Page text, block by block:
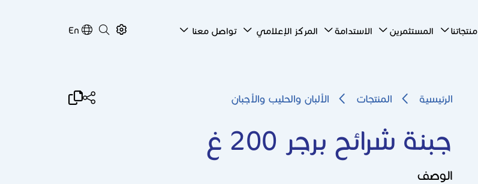
منتجاتنا المستثمرين الاستدامة المركز الإعلامي تواصل معنا En
Breadcrumb
الرئيسية المنتجات الألبان والحليب والأجبان
جبنة شرائح برجر 200 غ
الوصف